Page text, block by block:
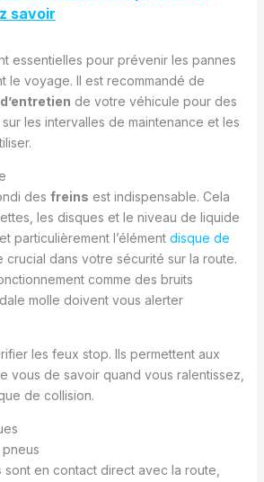
savoir
essentielles pour prévenir les pannes
le voyage. Il est recommandé de
de votre véhicule pour des
les intervalles de maintenance et les
des freins est indispensable. Cela
les disques et le niveau de liquide
particulièrement l’élément disque de
crucial dans votre sécurité sur la route.
comme des bruits
molle doivent vous alerter
les feux stop. Ils permettent aux
vous de savoir quand vous ralentissez,
de collision.
sont en contact direct avec la route,